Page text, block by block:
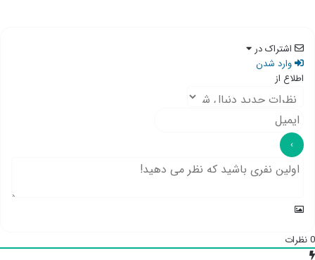
اشتراک در
وارد شدن
اطلاع از
0نظرات